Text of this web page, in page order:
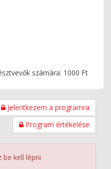
számára: 1000 Ft
Jelentkezem a programra
Program értékelése
be kell lépni